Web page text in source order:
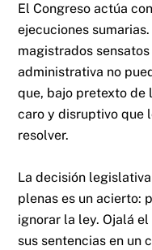
El Congreso actúa
ejecuciones
magistrados
administrativa no
que, bajo pretexto de
caro y disruptivo que
resolver.
La decisión
plenas es un acierto:
ignorar la ley. Ojalá
sus sentencias en un